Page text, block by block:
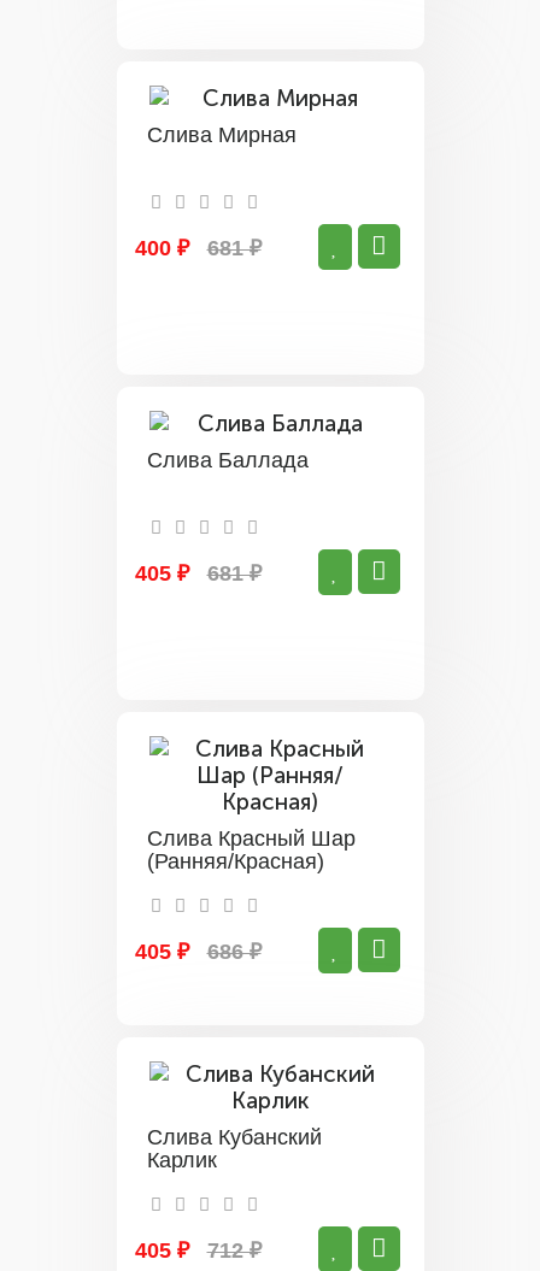
Слива Мирная
400 ₽ 681 ₽
Слива Баллада
405 ₽ 681 ₽
Слива Красный Шар
(Ранняя/Красная)
405 ₽ 686 ₽
Слива Кубанский
Карлик
405 ₽ 712 ₽